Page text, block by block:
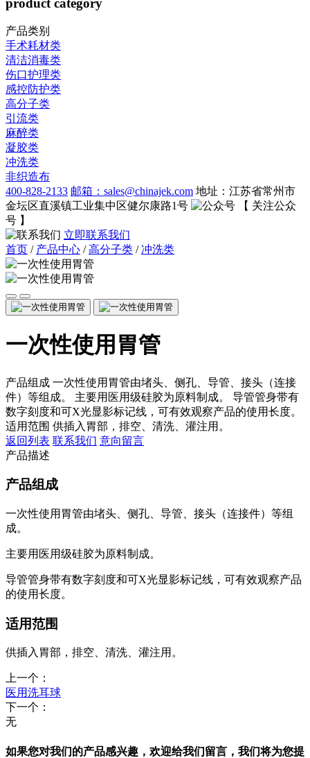
product category
产品类别
手术耗材类
清洁消毒类
伤口护理类
感控防护类
高分子类
引流类
麻醉类
凝胶类
冲洗类
非织造布
400-828-2133 邮箱：sales@chinajek.com 地址：江苏省常州市
金坛区直溪镇工业集中区健尔康路1号
【 关注公众
号 】
立即联系我们
首页 / 产品中心 /高分子类 /冲洗类
一次性使用胃管
产品组成 一次性使用胃管由堵头、侧孔、导管、接头（连接
件）等组成。 主要用医用级硅胶为原料制成。 导管管身带有
数字刻度和可X光显影标记线，可有效观察产品的使用长度。
适用范围 供插入胃部，排空、清洗、灌注用。
返回列表 联系我们 意向留言
产品描述
产品组成
一次性使用胃管由堵头、侧孔、导管、接头（连接件）等组
成。
主要用医用级硅胶为原料制成。
导管管身带有数字刻度和可X光显影标记线，可有效观察产品
的使用长度。
适用范围
供插入胃部，排空、清洗、灌注用。
上一个：
医用洗耳球
下一个：
无
如果您对我们的产品感兴趣，欢迎给我们留言，我们将为您提